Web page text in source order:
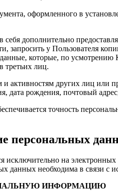
оформленного в
дополнительно
запросить у Пользователя
которые, по
третьих лиц.
активностям других лиц или
дата рождения, почтовый
точность
персональных
исключительно на
данных необходима в связи с
ИНФОРМАЦИЮ